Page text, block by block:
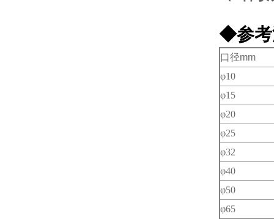
◆参考
口径mm
φ10
φ15
φ20
φ25
φ32
φ40
φ50
φ65